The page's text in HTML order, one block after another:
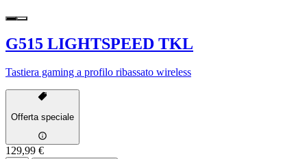
G515 LIGHTSPEED TKL
Tastiera gaming a profilo ribassato wireless
Offerta speciale
129,99 €